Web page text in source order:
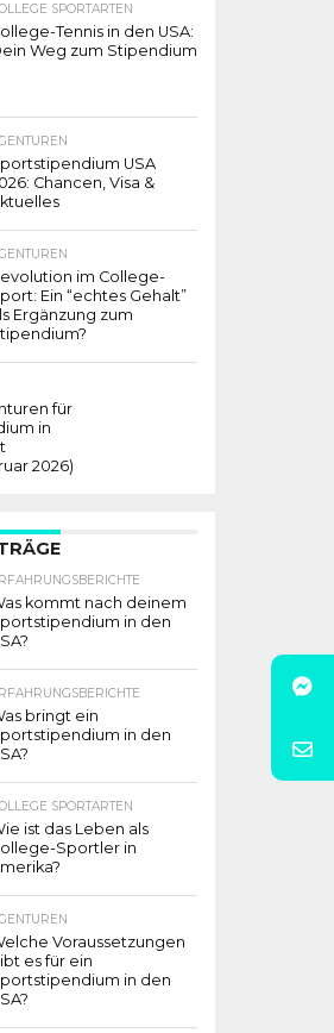
SPORTARTEN
Tennis in den USA:
Weg zum Stipendium
USA
Chancen, Visa &
im College-
Ein “echtes Gehalt”
Ergänzung zum
für
in
2026)
kommt nach deinem
in den
bringt ein
in den
SPORTARTEN
ist das Leben als
Sportler in
Voraussetzungen
es für ein
in den